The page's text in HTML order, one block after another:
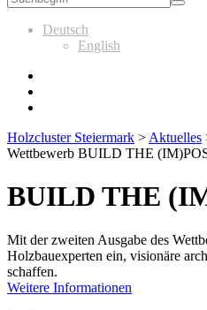
Deutsch
English
Holzcluster Steiermark > Aktuelles
Wettbewerb BUILD THE
BUILD THE
Mit der zweiten Ausgabe des
Holzbauexperten ein, visionäre
schaffen.
Weitere Informationen